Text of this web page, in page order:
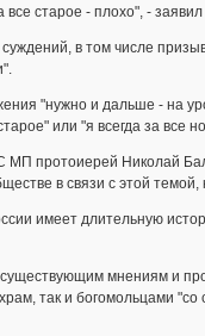
старое - плохо", -
в том числе
"нужно и дальше - на
или "я всегда за все
протоиерей Николай
в связи с этой
имеет длительную
мнениям и
так и богомольцами